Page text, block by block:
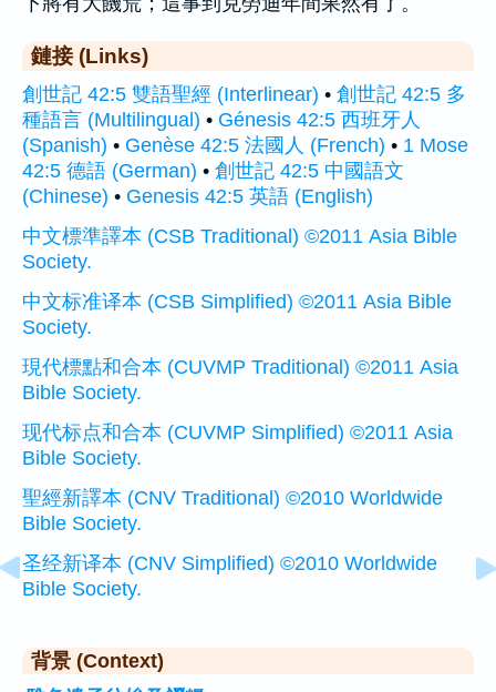
鏈接 (Links)
創世記 42:5 雙語聖經 (Interlinear) • 創世記 42:5 多
種語言 (Multilingual) • Génesis 42:5 西班牙人
(Spanish) • Genèse 42:5 法國人 (French) • 1 Mose
42:5 德語 (German) • 創世記 42:5 中國語文
(Chinese) • Genesis 42:5 英語 (English)
中文標準譯本 (CSB Traditional) ©2011 Asia Bible
Society.
中文标准译本 (CSB Simplified) ©2011 Asia Bible
Society.
現代標點和合本 (CUVMP Traditional) ©2011 Asia
Bible Society.
现代标点和合本 (CUVMP Simplified) ©2011 Asia
Bible Society.
聖經新譯本 (CNV Traditional) ©2010 Worldwide
Bible Society.
圣经新译本 (CNV Simplified) ©2010 Worldwide
Bible Society.
背景 (Context)